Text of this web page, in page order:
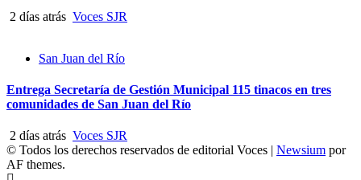
2 días atrás Voces SJR
San Juan del Río
Entrega Secretaría de Gestión Municipal 115 tinacos en tres
comunidades de San Juan del Río
2 días atrás Voces SJR
© Todos los derechos reservados de editorial Voces | Newsium por
AF themes.